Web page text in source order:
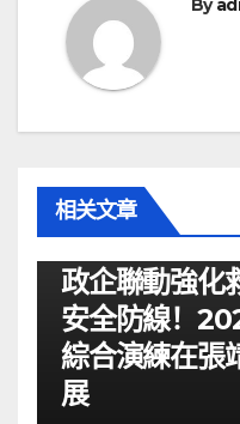
By
相关文章
政企聯動強化
安全防線！
綜合演練在張
展